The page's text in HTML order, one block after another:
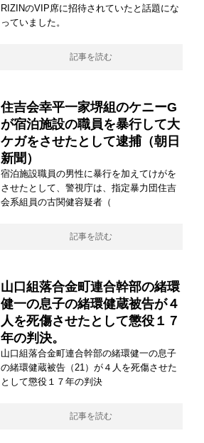
RIZINのVIP席に招待されていたと話題にな
っていました。
記事を読む
住吉会幸平一家堺組のケニーG
が宿泊施設の職員を暴行して大
ケガをさせたとして逮捕（朝日
新聞）
宿泊施設職員の男性に暴行を加えてけがを
させたとして、警視庁は、指定暴力団住吉
会系組員の古関健容疑者（
記事を読む
山口組落合金町連合幹部の緒環
健一の息子の緒環健蔵被告が４
人を死傷させたとして懲役１７
年の判決。
山口組落合金町連合幹部の緒環健一の息子
の緒環健蔵被告（21）が４人を死傷させた
として懲役１７年の判決
記事を読む